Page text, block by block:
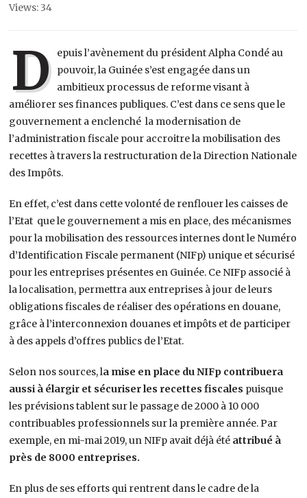
Views: 34
D epuis l’avènement du président Alpha Condé au
pouvoir, la Guinée s’est engagée dans un
ambitieux processus de reforme visant à
améliorer ses finances publiques. C’est dans ce sens que le
gouvernement a enclenché la modernisation de
l’administration fiscale pour accroitre la mobilisation des
recettes à travers la restructuration de la Direction Nationale
des Impôts.
En effet, c’est dans cette volonté de renflouer les caisses de
l’Etat que le gouvernement a mis en place, des mécanismes
pour la mobilisation des ressources internes dont le Numéro
d’Identification Fiscale permanent (NIFp) unique et sécurisé
pour les entreprises présentes en Guinée. Ce NIFp associé à
la localisation, permettra aux entreprises à jour de leurs
obligations fiscales de réaliser des opérations en douane,
grâce à l’interconnexion douanes et impôts et de participer
à des appels d’offres publics de l’Etat.
Selon nos sources, la mise en place du NIFp contribuera
aussi à élargir et sécuriser les recettes fiscales puisque
les prévisions tablent sur le passage de 2000 à 10 000
contribuables professionnels sur la première année. Par
exemple, en mi-mai 2019, un NIFp avait déjà été attribué à
près de 8000 entreprises.
En plus de ses efforts qui rentrent dans le cadre de la